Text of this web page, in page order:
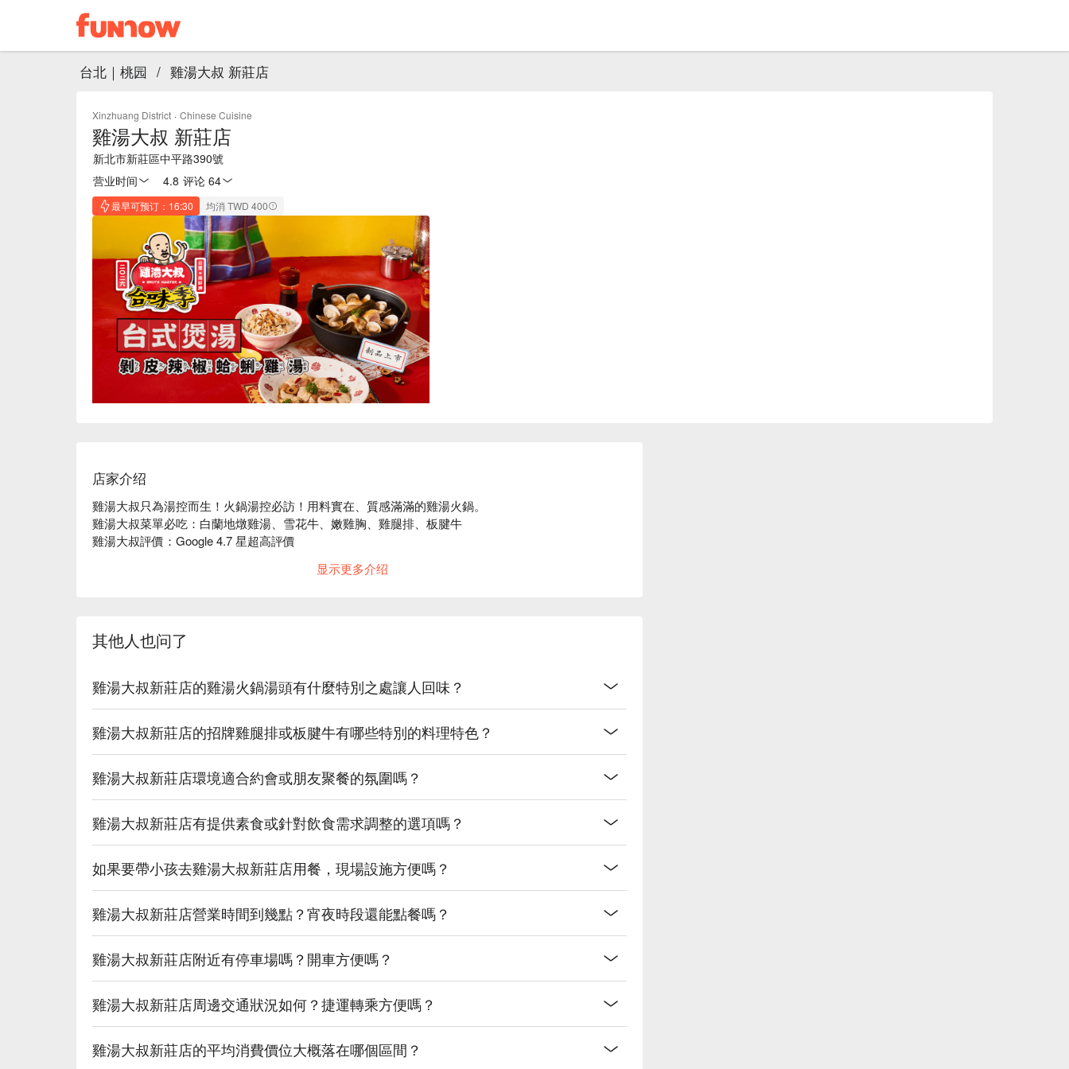
台北｜桃园 / 雞湯大叔 新莊店
Xinzhuang District · Chinese Cuisine
雞湯大叔 新莊店
新北市新莊區中平路390號
营业时间
4.8 评论 64
最早可预订：16:30 均消 TWD 400
店家介绍
雞湯大叔只為湯控而生！火鍋湯控必訪！用料實在、質感滿滿的雞湯火鍋。
雞湯大叔菜單必吃：白蘭地燉雞湯、雪花牛、嫩雞胸、雞腿排、板腱牛
雞湯大叔評價：Google 4.7 星超高評價
显示更多介绍
其他人也问了
雞湯大叔新莊店的雞湯火鍋湯頭有什麼特別之處讓人回味？
雞湯大叔新莊店的招牌雞腿排或板腱牛有哪些特別的料理特色？
雞湯大叔新莊店環境適合約會或朋友聚餐的氛圍嗎？
雞湯大叔新莊店有提供素食或針對飲食需求調整的選項嗎？
如果要帶小孩去雞湯大叔新莊店用餐，現場設施方便嗎？
雞湯大叔新莊店營業時間到幾點？宵夜時段還能點餐嗎？
雞湯大叔新莊店附近有停車場嗎？開車方便嗎？
雞湯大叔新莊店周邊交通狀況如何？捷運轉乘方便嗎？
雞湯大叔新莊店的平均消費價位大概落在哪個區間？